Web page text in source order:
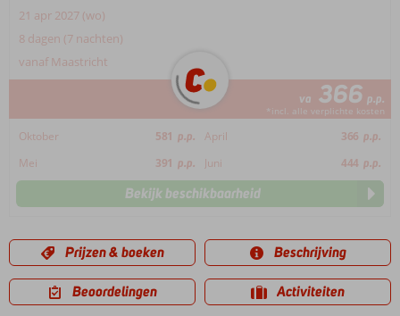
21 apr 2027 (wo)
8 dagen (7 nachten)
vanaf Maastricht
va 366 p.p.
*incl. alle verplichte kosten
Oktober 581 p.p. April 366 p.p.
Mei
391 p.p. Juni 444 p.p.
Bekijk beschikbaarheid
Prijzen & boeken Beschrijving
Beoordelingen Activiteiten